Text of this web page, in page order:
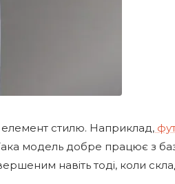
стилю. Наприклад,
модель добре працює з
навіть тоді, коли